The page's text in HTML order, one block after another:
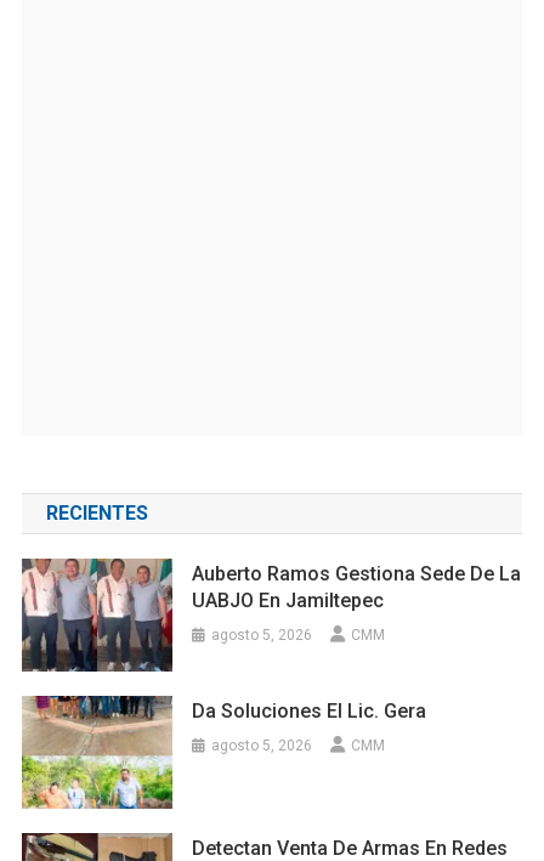
RECIENTES
Auberto Ramos Gestiona Sede De La
UABJO En Jamiltepec
agosto 5, 2026 CMM
Da Soluciones El Lic. Gera
agosto 5, 2026 CMM
Detectan Venta De Armas En Redes